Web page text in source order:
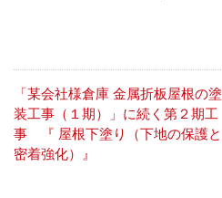
「某会社様倉庫 金属折板屋根の塗
装工事（１期）」に続く第２期工
事 『 屋根下塗り（下地の保護と
密着強化）』